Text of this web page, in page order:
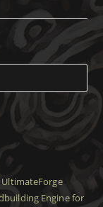
UltimateForge
Engine for